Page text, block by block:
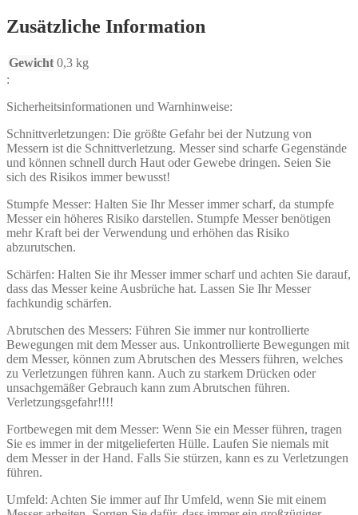
Zusätzliche Information
Gewicht 0,3 kg
:
Sicherheitsinformationen und Warnhinweise:
Schnittverletzungen: Die größte Gefahr bei der Nutzung von
Messern ist die Schnittverletzung. Messer sind scharfe Gegenstände
und können schnell durch Haut oder Gewebe dringen. Seien Sie
sich des Risikos immer bewusst!
Stumpfe Messer: Halten Sie Ihr Messer immer scharf, da stumpfe
Messer ein höheres Risiko darstellen. Stumpfe Messer benötigen
mehr Kraft bei der Verwendung und erhöhen das Risiko
abzurutschen.
Schärfen: Halten Sie ihr Messer immer scharf und achten Sie darauf,
dass das Messer keine Ausbrüche hat. Lassen Sie Ihr Messer
fachkundig schärfen.
Abrutschen des Messers: Führen Sie immer nur kontrollierte
Bewegungen mit dem Messer aus. Unkontrollierte Bewegungen mit
dem Messer, können zum Abrutschen des Messers führen, welches
zu Verletzungen führen kann. Auch zu starkem Drücken oder
unsachgemäßer Gebrauch kann zum Abrutschen führen.
Verletzungsgefahr!!!!
Fortbewegen mit dem Messer: Wenn Sie ein Messer führen, tragen
Sie es immer in der mitgelieferten Hülle. Laufen Sie niemals mit
dem Messer in der Hand. Falls Sie stürzen, kann es zu Verletzungen
führen.
Umfeld: Achten Sie immer auf Ihr Umfeld, wenn Sie mit einem